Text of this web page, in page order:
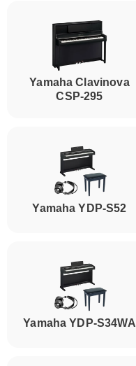
Yamaha Clavinova
CSP-295
Yamaha YDP-S52
Yamaha YDP-S34WA